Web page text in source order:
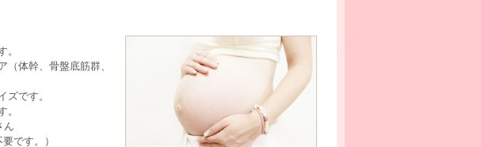
。
体幹、骨盤底筋群、
ズです。
。
ん
です。）